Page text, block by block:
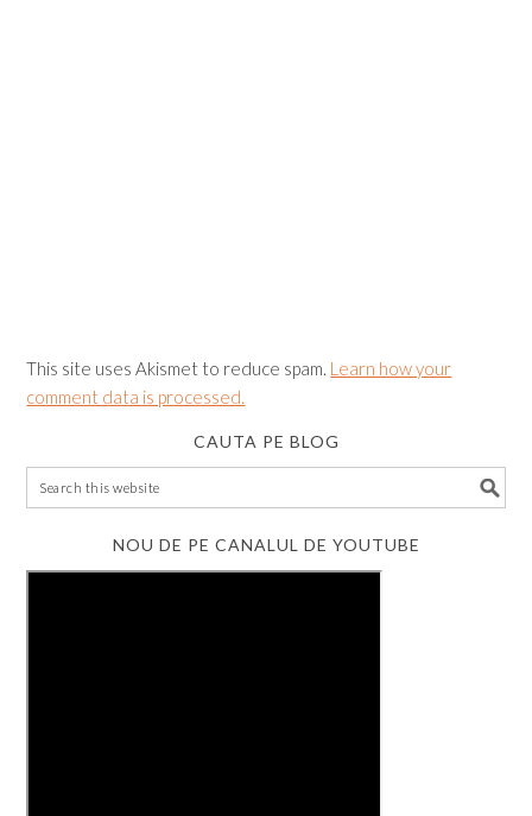
This site uses Akismet to reduce spam. Learn how your
comment data is processed.
CAUTA PE BLOG
NOU DE PE CANALUL DE YOUTUBE